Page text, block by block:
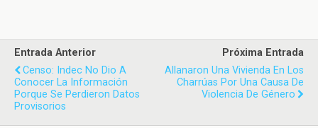
Entrada Anterior
Censo: Indec No Dio A
Conocer La Información
Porque Se Perdieron Datos
Provisorios
Próxima Entrada
Allanaron Una Vivienda En Los
Charrúas Por Una Causa De
Violencia De Género